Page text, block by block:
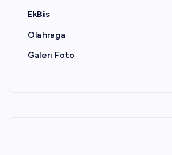
EkBis
Olahraga
Galeri Foto